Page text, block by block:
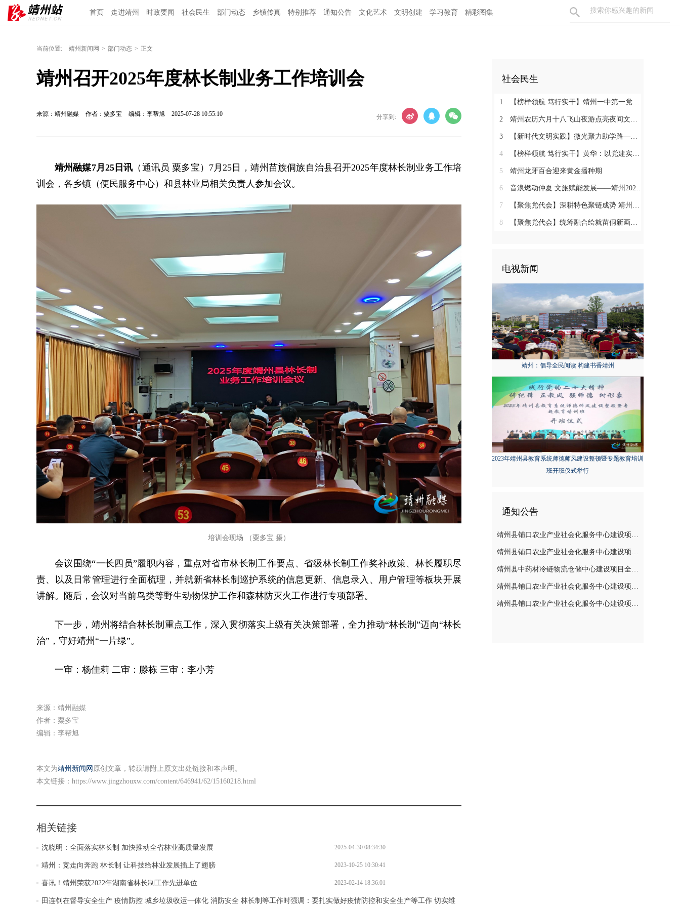
首页 走进靖州 时政要闻 社会民生 部门动态 乡镇传真 特别推荐 通知公告 文化艺术 文明创建 学习教育 精彩图集
当前位置: 靖州新闻网 > 部门动态 > 正文
靖州召开2025年度林长制业务工作培训会
来源：靖州融媒 作者：粟多宝 编辑：李帮旭 2025-07-28 10:55:10 分享到:
靖州融媒7月25日讯 （通讯员 粟多宝）7月25日，靖州苗族侗族自治县召开2025年度林长制业务工作培
训会，各乡镇（便民服务中心）和县林业局相关负责人参加会议。
培训会现场 （粟多宝 摄）
会议围绕“一长四员”履职内容，重点对省市林长制工作要点、省级林长制工作奖补政策、林长履职尽
责、以及日常管理进行全面梳理，并就新省林长制巡护系统的信息更新、信息录入、用户管理等板块开展
讲解。随后，会议对当前鸟类等野生动物保护工作和森林防灭火工作进行专项部署。
下一步，靖州将结合林长制重点工作，深入贯彻落实上级有关决策部署，全力推动“林长制”迈向“林长
治”，守好靖州“一片绿”。
一审：杨佳莉 二审：滕栋 三审：李小芳
来源：靖州融媒
作者：粟多宝
编辑：李帮旭
本文为靖州新闻网 原创文章，转载请附上原文出处链接和本声明。
本文链接： https://www.jingzhouxw.com/content/646941/62/15160218.html
相关链接
沈晓明：全面落实林长制 加快推动全省林业高质量发展 2025-04-30 08:34:30
靖州：竞走向奔跑 林长制 让科技给林业发展插上了翅膀 2023-10-25 10:30:41
喜讯！靖州荣获2022年湖南省林长制工作先进单位 2023-02-14 18:36:01
田连钊在督导安全生产 疫情防控 城乡垃圾收运一体化 消防安全 林长制等工作时强调：要扎实做好疫情防控和安全生产等工作 切实维
社会民生
1 【榜样领航 笃行实干】靖州一中第一党支部：党建领航育桃李 实干争先筑堡垒
2 靖州农历六月十八飞山夜游点亮夜间文旅消费新活力
3 【新时代文明实践】微光聚力助学路——靖州举办“10+1”助学2026高考优秀学子表彰活动
4 【榜样领航 笃行实干】黄华：以党建实干绘就和美乡村画卷
5 靖州龙牙百合迎来黄金播种期
6 音浪燃动仲夏 文旅赋能发展——靖州2026“仲夏飞山・‘唱’享青春”音乐周圆满落幕
7 【聚焦党代会】深耕特色聚链成势 靖州五年砥砺奋进推动产业蝶变升级
8 【聚焦党代会】统筹融合绘就苗侗新画卷 靖州城乡面貌焕然一新
电视新闻
靖州：倡导全民阅读 构建书香靖州
2023年靖州县教育系统师德师风建设整顿暨专题教育培训
班开班仪式举行
通知公告
靖州县铺口农业产业社会化服务中心建设项目全过程造价咨询服务（施工阶段至竣工阶段）成交结果公告
靖州县铺口农业产业社会化服务中心建设项目设备 安装工程（监理服务)成交结果公告
靖州县中药材冷链物流仓储中心建设项目全过程造价咨询服务(施工阶段至竣工阶段)成交结果公告
靖州县铺口农业产业社会化服务中心建设项目设备安装工程（监理服务）采购的公告
靖州县铺口农业产业社会化服务中心建设项目全过程造价咨询服务（施工阶段至竣工阶段）采购的公告